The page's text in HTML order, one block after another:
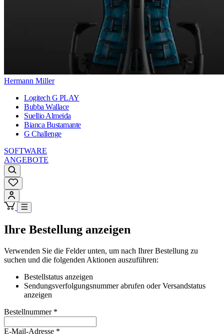
Hermann Miller
Logitech G PLAY
Bubba Wallace
Suellio Almeida
Bianca Bustamante
G Challenge
SOFTWARE
ANGEBOTE
Ihre Bestellung anzeigen
Verwenden Sie die Felder unten, um nach Ihrer Bestellung zu
suchen und die folgenden Aktionen auszuführen:
Bestellstatus anzeigen
Sendungsverfolgungsnummer abrufen oder Versandstatus
anzeigen
Bestellnummer *
E-Mail-Adresse *